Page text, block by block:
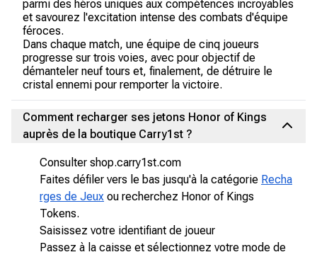
parmi des héros uniques aux compétences incroyables
et savourez l'excitation intense des combats d'équipe
féroces.
Dans chaque match, une équipe de cinq joueurs
progresse sur trois voies, avec pour objectif de
démanteler neuf tours et, finalement, de détruire le
cristal ennemi pour remporter la victoire.
Comment recharger ses jetons Honor of Kings
auprès de la boutique Carry1st ?
Consulter shop.carry1st.com
Faites défiler vers le bas jusqu'à la catégorie Recha
rges de Jeux ou recherchez Honor of Kings
Tokens.
Saisissez votre identifiant de joueur
Passez à la caisse et sélectionnez votre mode de